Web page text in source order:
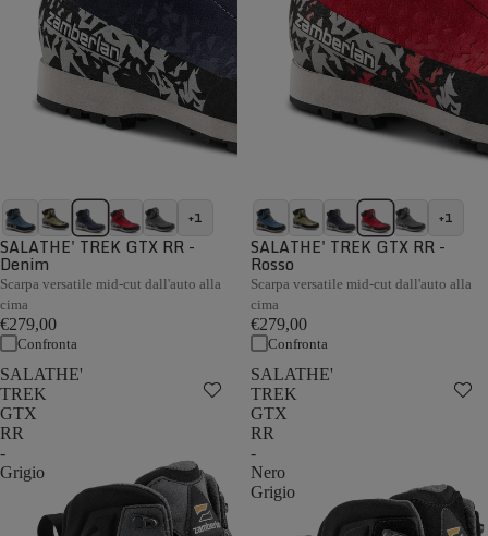
+1
SALATHE' TREK GTX RR -
Denim
Scarpa versatile mid-cut dall'auto alla
cima
€279,00
Confronta
+1
SALATHE' TREK GTX RR -
Rosso
Scarpa versatile mid-cut dall'auto alla
cima
€279,00
Confronta
SALATHE'
TREK
GTX
RR
-
Grigio
SALATHE'
TREK
GTX
RR
-
Nero
Grigio